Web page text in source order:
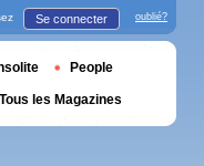
Se connecter oublié?
People
Tous les Magazines